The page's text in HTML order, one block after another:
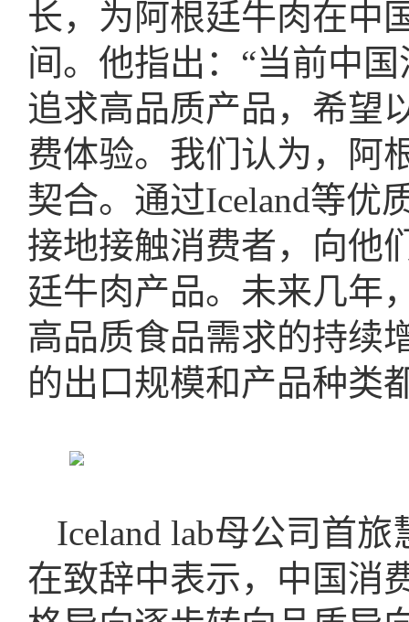
长，为阿根廷牛肉在中
间。他指出：“当前中
追求高品质产品，希望
费体验。我们认为，阿
契合。通过Iceland等优
接地接触消费者，向他
廷牛肉产品。未来几年
高品质食品需求的持续
的出口规模和产品种类
Iceland lab母公司首
在致辞中表示，中国消